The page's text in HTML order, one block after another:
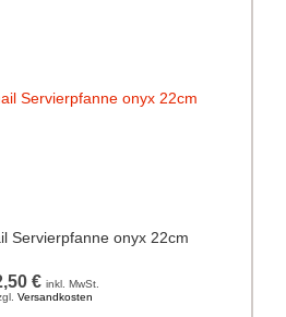
Servierpfanne onyx 22cm
€ inkl. MwSt.
Versandkosten